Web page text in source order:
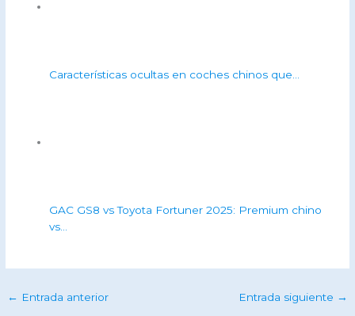
Características ocultas en coches chinos que…
GAC GS8 vs Toyota Fortuner 2025: Premium chino
vs…
← Entrada anterior Entrada siguiente →